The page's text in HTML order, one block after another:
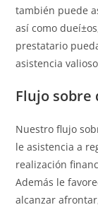
también puede
así­ como
prestatario
asistencia
Flujo sobre
Nuestro flujo
le asistencia a
realización
Además le
alcanzar